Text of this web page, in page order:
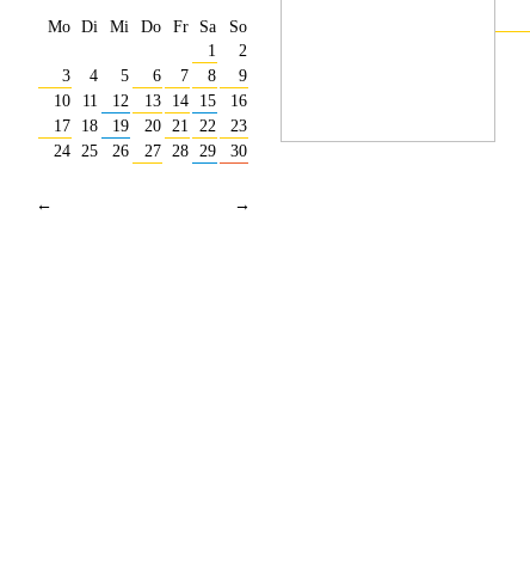
Mo Di Mi Do Fr Sa
So
1
2
3
4 5 6 7 8
9
10
11 12 13 14 15
16
17
18 19 20 21 22
23
24 25 26 27 28 29 30
← →